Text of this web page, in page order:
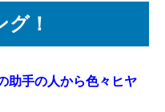
！
助手の人から色々ヒヤ